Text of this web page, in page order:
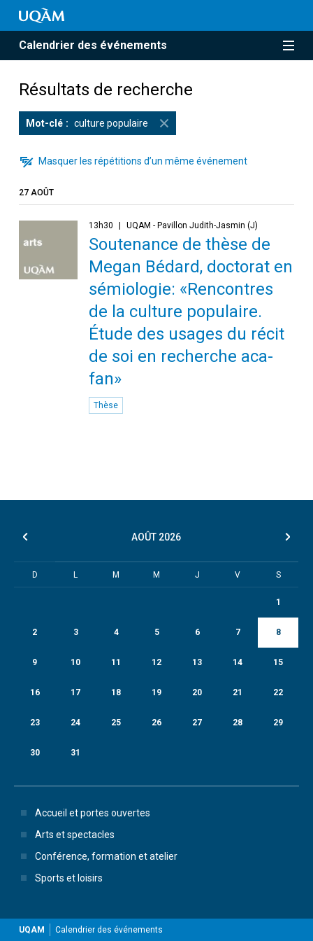
Calendrier des événements
Résultats de recherche
Mot-clé culture populaire
Masquer les répétitions d’un même événement
27 AOÛT
13h30 UQAM - Pavillon Judith-Jasmin (J)
Soutenance de thèse de
Megan Bédard, doctorat en
sémiologie: «Rencontres
de la culture populaire.
Étude des usages du récit
de soi en recherche aca-
fan»
Thèse
AOÛT 2026
D L M M J V S
1
2 3 4 5 6 7 8
9 10 11 12 13 14 15
16 17 18 19 20 21 22
23 24 25 26 27 28 29
30 31
Accueil et portes ouvertes
Arts et spectacles
Conférence, formation et atelier
Sports et loisirs
UQAM Calendrier des événements